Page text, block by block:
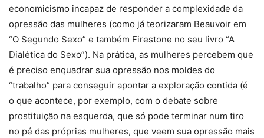
economicismo incapaz de responder a complexidade da
opressão das mulheres (como já teorizaram Beauvoir em
“O Segundo Sexo” e também Firestone no seu livro “A
Dialética do Sexo”). Na prática, as mulheres percebem que
é preciso enquadrar sua opressão nos moldes do
“trabalho” para conseguir apontar a exploração contida (é
o que acontece, por exemplo, com o debate sobre
prostituição na esquerda, que só pode terminar num tiro
no pé das próprias mulheres, que veem sua opressão mais